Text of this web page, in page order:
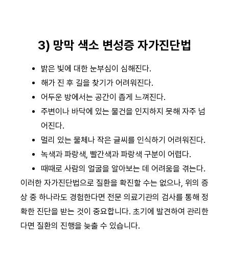
3) 망막 색소 변성증 자가진단법
밝은 빛에 대한 눈부심이 심해진다.
해가 진 후 길을 찾기가 어려워진다.
어두운 방에서는 공간이 좁게 느껴진다.
주변이나 바닥에 있는 물건을 인지하지 못해 자주 넘
어진다.
멀리 있는 물체나 작은 글씨를 인식하기 어려워진다.
녹색과 파랑색, 빨간색과 파랑색 구분이 어렵다.
때때로 사람의 얼굴을 알아보는 데 어려움을 겪는다.
이러한 자가진단법으로 질환을 확진할 수는 없으나, 위의 증
상 중 하나라도 경험한다면 전문 의료기관의 검사를 통해 정
확한 진단을 받는 것이 중요합니다. 초기에 발견하여 관리한
다면 질환의 진행을 늦출 수 있습니다.